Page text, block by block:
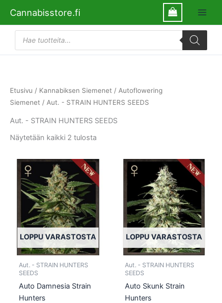
sisältöön
Cannabisstore.fi
Products
search
Etusivu / Kannabiksen Siemenet / Autoflowering
Siemenet / Aut. - STRAIN HUNTERS SEEDS
Aut. - STRAIN HUNTERS SEEDS
Näytetään kaikki 2 tulosta
LOPPU VARASTOSTA
Aut. - STRAIN HUNTERS
SEEDS
Auto Damnesia Strain
Hunters
Tällä
tuotteella
on
muunnelma.
valinnat
LOPPU VARASTOSTA
Aut. - STRAIN HUNTERS
SEEDS
Auto Skunk Strain
Hunters
Tällä
on